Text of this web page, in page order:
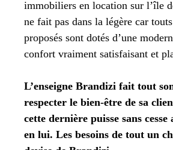
immobiliers en location sur l’île
ne fait pas dans la légère car
proposés sont dotés d’une
confort vraiment satisfaisant et
L’enseigne Brandizi fait tout
respecter le bien-être de sa
cette dernière puisse sans
en lui. Les besoins de tout un